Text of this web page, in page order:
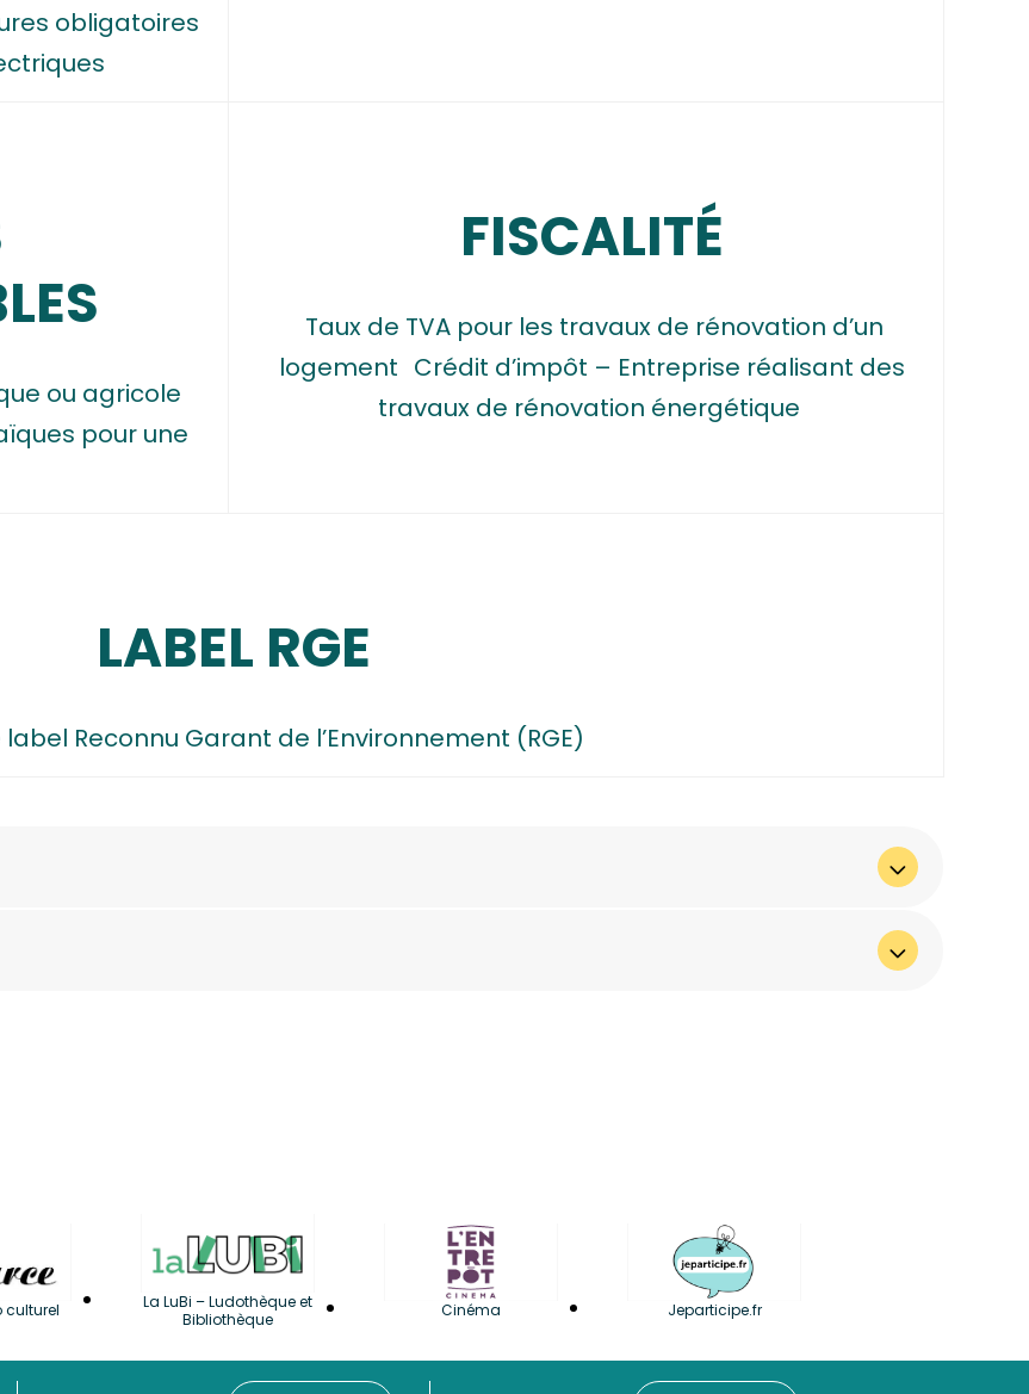
obligatoires
ou agricole
pour une
FISCALITÉ
Taux de TVA pour les travaux de rénovation d’un
logement Crédit d’impôt – Entreprise réalisant des
travaux de rénovation énergétique
LABEL RGE
Reconnu Garant de l’Environnement (RGE)
culturel
La LuBi – Ludothèque et
Bibliothèque
Cinéma Jeparticipe.fr